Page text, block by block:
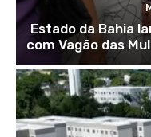
Estado da Bahia
com Vagão das